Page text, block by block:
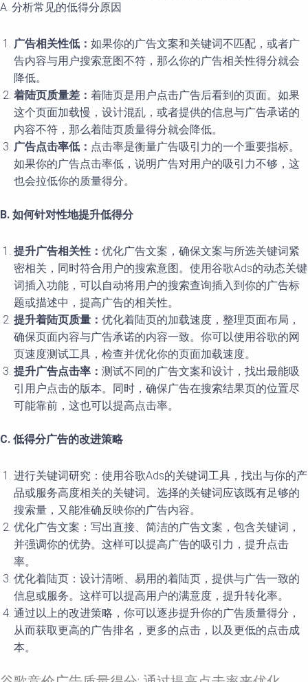
A. 分析常见的低得分原因
广告相关性低： 如果你的广告文案和关键词不匹配，或者广
告内容与用户搜索意图不符，那么你的广告相关性得分就会
降低。
着陆页质量差： 着陆页是用户点击广告后看到的页面。如果
这个页面加载慢，设计混乱，或者提供的信息与广告承诺的
内容不符，那么着陆页质量得分就会降低。
广告点击率低： 点击率是衡量广告吸引力的一个重要指标。
如果你的广告点击率低，说明广告对用户的吸引力不够，这
也会拉低你的质量得分。
B. 如何针对性地提升低得分
提升广告相关性： 优化广告文案，确保文案与所选关键词紧
密相关，同时符合用户的搜索意图。使用谷歌Ads的动态关键
词插入功能，可以自动将用户的搜索查询插入到你的广告标
题或描述中，提高广告的相关性。
提升着陆页质量： 优化着陆页的加载速度，整理页面布局，
确保页面内容与广告承诺的内容一致。你可以使用谷歌的网
页速度测试工具，检查并优化你的页面加载速度。
提升广告点击率： 测试不同的广告文案和设计，找出最能吸
引用户点击的版本。同时，确保广告在搜索结果页的位置尽
可能靠前，这也可以提高点击率。
C. 低得分广告的改进策略
进行关键词研究：使用谷歌Ads的关键词工具，找出与你的产
品或服务高度相关的关键词。选择的关键词应该既有足够的
搜索量，又能准确反映你的广告内容。
优化广告文案：写出直接、简洁的广告文案，包含关键词，
并强调你的优势。这样可以提高广告的吸引力，提升点击
率。
优化着陆页：设计清晰、易用的着陆页，提供与广告一致的
信息或服务。这样可以提高用户的满意度，提升转化率。
通过以上的改进策略，你可以逐步提升你的广告质量得分，
从而获取更高的广告排名，更多的点击，以及更低的点击成
本。